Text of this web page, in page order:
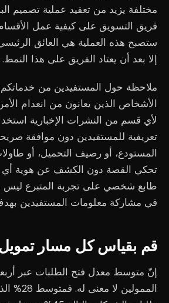
مختلفة يزيد من تعقيد عملية تصميم
فريق التسويق على كيفية عمل
ستصبح هذه العملية هي العائق
إلا بعد أن يعتاد الفريق على هذا النمط.
ملاحظة حول المستفيدين من
الأشخاص الذين يعانون من انعدام
لأي قسم من النشرات الإخبارية
تعريفية للمستفيدين دون موافقة
المستودع، أو رصيف التحميل، أو
تحكي القصة دون الكشف عن هوية
طابع شخصي على تجربة المتبرع ليس
في مشاركة معلومات المستفيدين بهدف
قم بقياس كل مسار
إنّ متوسط معدل فتح الطلبات عبر
الممولين